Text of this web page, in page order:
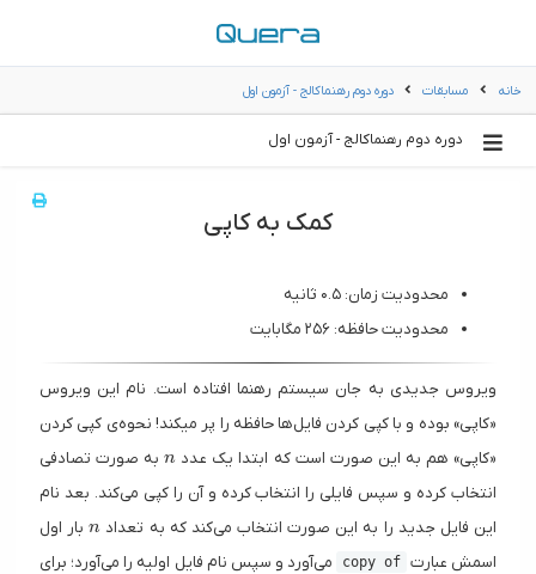
خانه مسابقات دوره دوم رهنماکالج - آزمون اول
دوره دوم رهنماکالج - آزمون اول
کمک به کاپی
محدودیت زمان: ۰.۵ ثانیه
محدودیت حافظه: ۲۵۶ مگابایت
ویروس جدیدی به جان سیستم رهنما افتاده است. نام این ویروس
«کاپی» بوده و با کپی کردن فایل‌ها حافظه را پر میکند! نحوه‌ی کپی کردن
«کاپی» هم به این صورت است که ابتدا یک عدد
n
nبه صورت تصادفی
انتخاب کرده و سپس فایلی را انتخاب کرده و آن را کپی می‌کند. بعد نام
این فایل جدید را به این صورت انتخاب می‌کند که به تعداد
n
nبار اول
اسمش عبارت copy of
می‌آورد و سپس نام فایل اولیه را می‌آورد؛ برای